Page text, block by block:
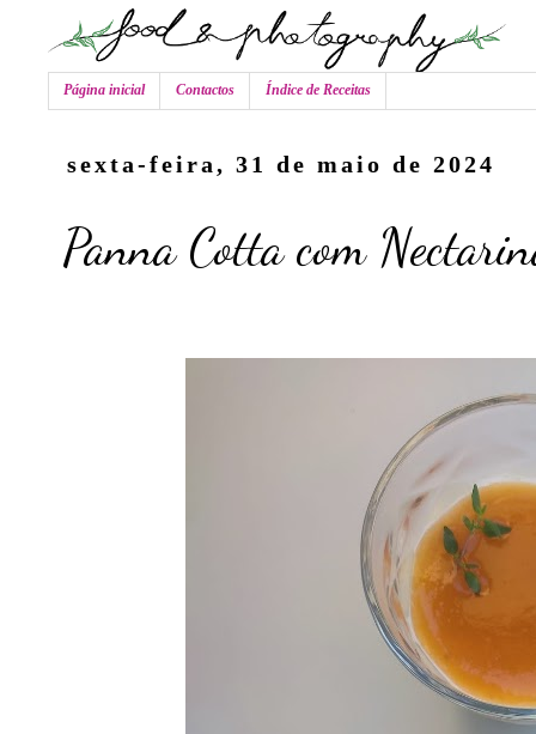
Página inicial Contactos Índice de Receitas
sexta-feira, 31 de maio de 2024
Panna Cotta com